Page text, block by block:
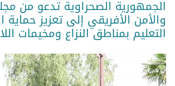
الجمهورية الصحراوية تدعو من
والأمن الأفريقي إلى تعزيز
التعليم بمناطق النزاع ومخيمات